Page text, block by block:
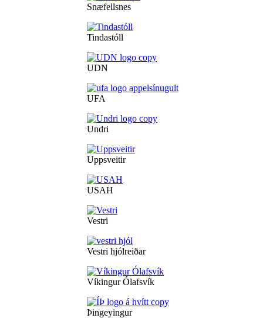
Snæfellsnes
Tindastóll
UDN
UFA
Undri
Uppsveitir
USAH
Vestri
Vestri hjólreiðar
Víkingur Ólafsvík
Þingeyingur